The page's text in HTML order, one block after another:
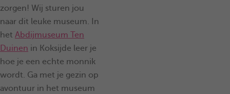
zorgen! Wij sturen jou
naar dit leuke museum. In
het Abdijmuseum Ten
Duinen in Koksijde leer je
hoe je een echte monnik
wordt. Ga met je gezin op
avontuur in het museum